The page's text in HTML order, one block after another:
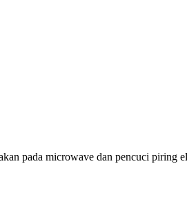
pada microwave dan pencuci